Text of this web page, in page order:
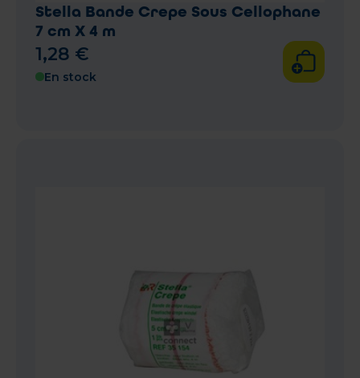
Stella Bande Crepe Sous Cellophane
7 cm X 4 m
1,28 €
En stock